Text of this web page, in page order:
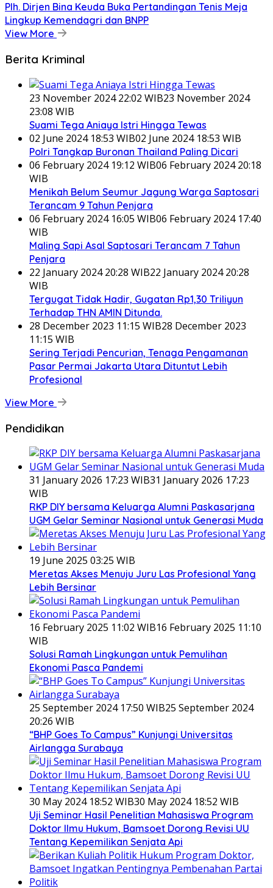
Plh. Dirjen Bina Keuda Buka Pertandingan Tenis Meja
Lingkup Kemendagri dan BNPP
View More
Berita Kriminal
23 November 2024 22:02 WIB23 November 2024
23:08 WIB
Suami Tega Aniaya Istri Hingga Tewas
02 June 2024 18:53 WIB02 June 2024 18:53 WIB
Polri Tangkap Buronan Thailand Paling Dicari
06 February 2024 19:12 WIB06 February 2024 20:18
WIB
Menikah Belum Seumur Jagung Warga Saptosari
Terancam 9 Tahun Penjara
06 February 2024 16:05 WIB06 February 2024 17:40
WIB
Maling Sapi Asal Saptosari Terancam 7 Tahun
Penjara
22 January 2024 20:28 WIB22 January 2024 20:28
WIB
Tergugat Tidak Hadir, Gugatan Rp1,30 Triliyun
Terhadap THN AMIN Ditunda.
28 December 2023 11:15 WIB28 December 2023
11:15 WIB
Sering Terjadi Pencurian, Tenaga Pengamanan
Pasar Permai Jakarta Utara Dituntut Lebih
Profesional
View More
Pendidikan
31 January 2026 17:23 WIB31 January 2026 17:23
WIB
RKP DIY bersama Keluarga Alumni Paskasarjana
UGM Gelar Seminar Nasional untuk Generasi Muda
19 June 2025 03:25 WIB
Meretas Akses Menuju Juru Las Profesional Yang
Lebih Bersinar
16 February 2025 11:02 WIB16 February 2025 11:10
WIB
Solusi Ramah Lingkungan untuk Pemulihan
Ekonomi Pasca Pandemi
25 September 2024 17:50 WIB25 September 2024
20:26 WIB
“BHP Goes To Campus” Kunjungi Universitas
Airlangga Surabaya
30 May 2024 18:52 WIB30 May 2024 18:52 WIB
Uji Seminar Hasil Penelitian Mahasiswa Program
Doktor Ilmu Hukum, Bamsoet Dorong Revisi UU
Tentang Kepemilikan Senjata Api